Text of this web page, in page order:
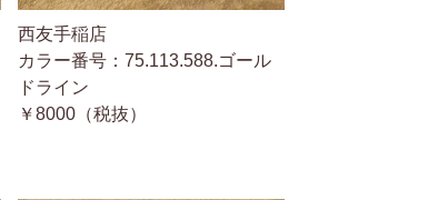
西友手稲店
カラー番号：75.113.588.ゴール
ドライン
￥8000（税抜）